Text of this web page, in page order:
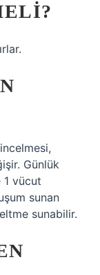
Günlük
1 vücut
sunan
sunabilir.